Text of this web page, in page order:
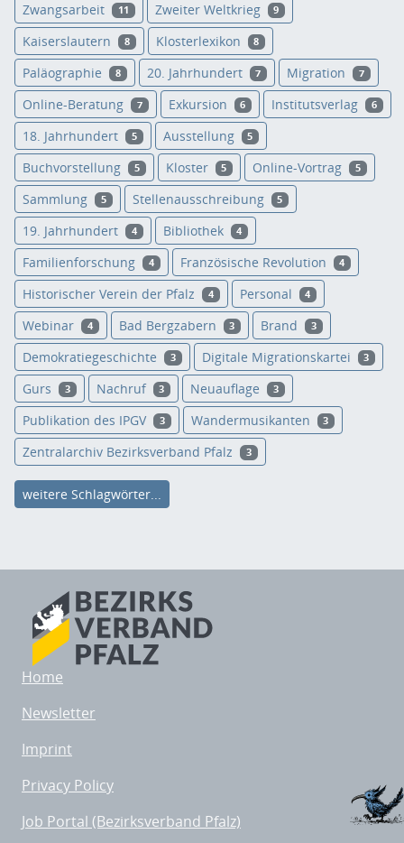
Zwangsarbeit 11 Zweiter Weltkrieg 9
Kaiserslautern 8 Klosterlexikon 8
Paläographie 8 20. Jahrhundert 7 Migration 7
Online-Beratung 7 Exkursion 6 Institutsverlag 6
18. Jahrhundert 5 Ausstellung 5
Buchvorstellung 5 Kloster 5 Online-Vortrag 5
Sammlung 5 Stellenausschreibung 5
19. Jahrhundert 4 Bibliothek 4
Familienforschung 4 Französische Revolution 4
Historischer Verein der Pfalz 4 Personal 4
Webinar 4 Bad Bergzabern 3 Brand 3
Demokratiegeschichte 3 Digitale Migrationskartei 3
Gurs 3 Nachruf 3 Neuauflage 3
Publikation des IPGV 3 Wandermusikanten 3
Zentralarchiv Bezirksverband Pfalz 3
weitere Schlagwörter...
Home
Newsletter
Imprint
Privacy Policy
Job Portal (Bezirksverband Pfalz)